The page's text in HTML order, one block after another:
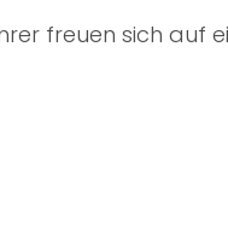
freuen sich auf